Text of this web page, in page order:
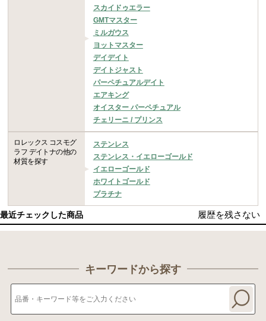
スカイドゥエラー
GMTマスター
ミルガウス
ヨットマスター
デイデイト
デイトジャスト
パーペチュアルデイト
エアキング
オイスター パーペチュアル
チェリーニ / プリンス
ロレックス コスモグ
ラフ デイトナの他の
材質を探す
ステンレス
ステンレス・イエローゴールド
イエローゴールド
ホワイトゴールド
プラチナ
最近チェックした商品 履歴を残さない
キーワードから探す